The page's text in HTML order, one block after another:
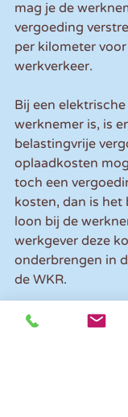
mag je de
vergoeding
per kilometer
werkverkeer.
Bij een
werknemer is, is
belastingvrije
oplaadkosten
toch een
kosten, dan is het
loon bij de
werkgever deze
onderbrengen in
de WKR.
Let op!
Breng je